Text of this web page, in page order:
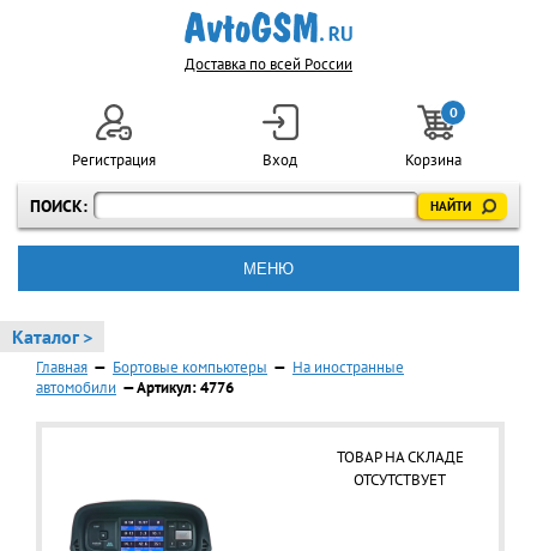
Доставка по всей России
ПОИСК:
Регистрация Вход
0
Корзина
МЕНЮ
Каталог >
Главная — Бортовые компьютеры — На иностранные
автомобили — Артикул: 4776
ТОВАР НА СКЛАДЕ
ОТСУТСТВУЕТ